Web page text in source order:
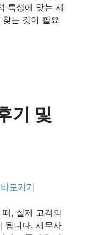
특성에 맞는 세
는 것이 필요
기 및
로가기
, 실제 고객의
됩니다. 세무사